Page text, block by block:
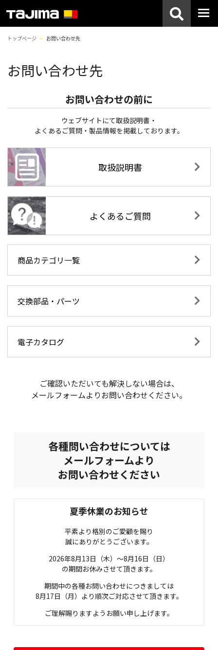
トップページ お問い合わせ先
お問い合わせ先
お問い合わせの前に
ウェブサイトにて取扱説明書・
よくあるご質問・製品情報を掲載しております。
取扱説明書
よくあるご質問
商品カテゴリ一覧
交換部品・パーツ
電子カタログ
ご確認いただいても解決しない場合は、
メールフォームよりお問い合わせください。
各種問い合わせについては
メールフォームより
お問い合わせください
夏季休業のお知らせ
平素より格別のご愛顧を賜り
誠にありがとうございます。
2026年8月13日（木）〜8月16日（日）
の期間お休みさせて頂きます。
期間中の各種お問い合わせにつきましては
8月17日（月）より順次ご対応させて頂きます。
ご理解賜りますようお願い申し上げます。